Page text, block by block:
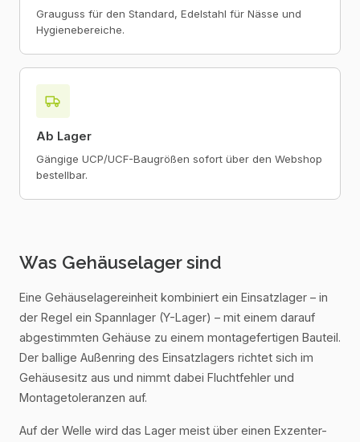
Grauguss für den Standard, Edelstahl für Nässe und
Hygienebereiche.
Ab Lager
Gängige UCP/UCF-Baugrößen sofort über den Webshop
bestellbar.
Was Gehäuselager sind
Eine Gehäuselagereinheit kombiniert ein Einsatzlager – in
der Regel ein Spannlager (Y-Lager) – mit einem darauf
abgestimmten Gehäuse zu einem montagefertigen Bauteil.
Der ballige Außenring des Einsatzlagers richtet sich im
Gehäusesitz aus und nimmt dabei Fluchtfehler und
Montagetoleranzen auf.
Auf der Welle wird das Lager meist über einen Exzenter-